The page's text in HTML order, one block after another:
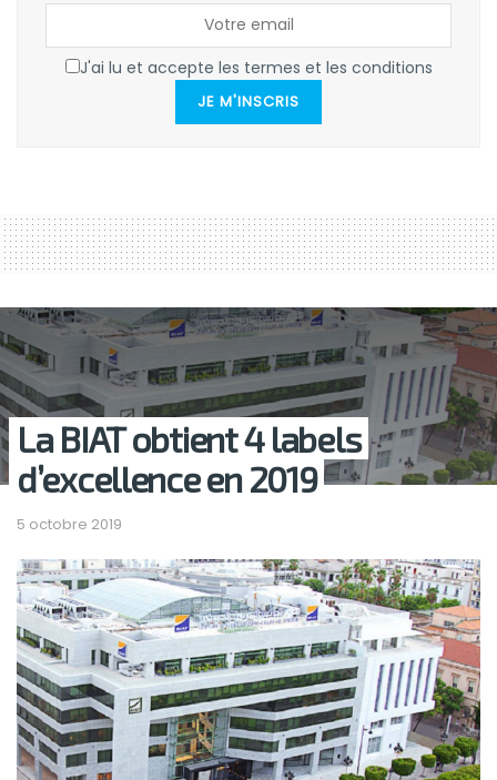
J'ai lu et accepte les termes et les conditions
JE M'INSCRIS
La BIAT obtient 4 labels
d’excellence en 2019
5 octobre 2019